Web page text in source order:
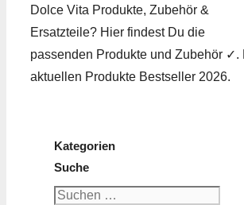
Dolce Vita Produkte, Zubehör &
Ersatzteile? Hier findest Du die
passenden Produkte und Zubehör ✓.
aktuellen Produkte Bestseller 2026.
Kategorien
Suche
Suchen